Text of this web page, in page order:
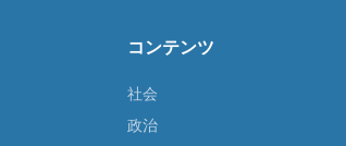
コンテンツ
社会
政治